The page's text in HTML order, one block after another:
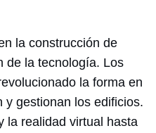
la construcción de
de la tecnología. Los
la forma en
y gestionan los edificios.
la realidad virtual hasta